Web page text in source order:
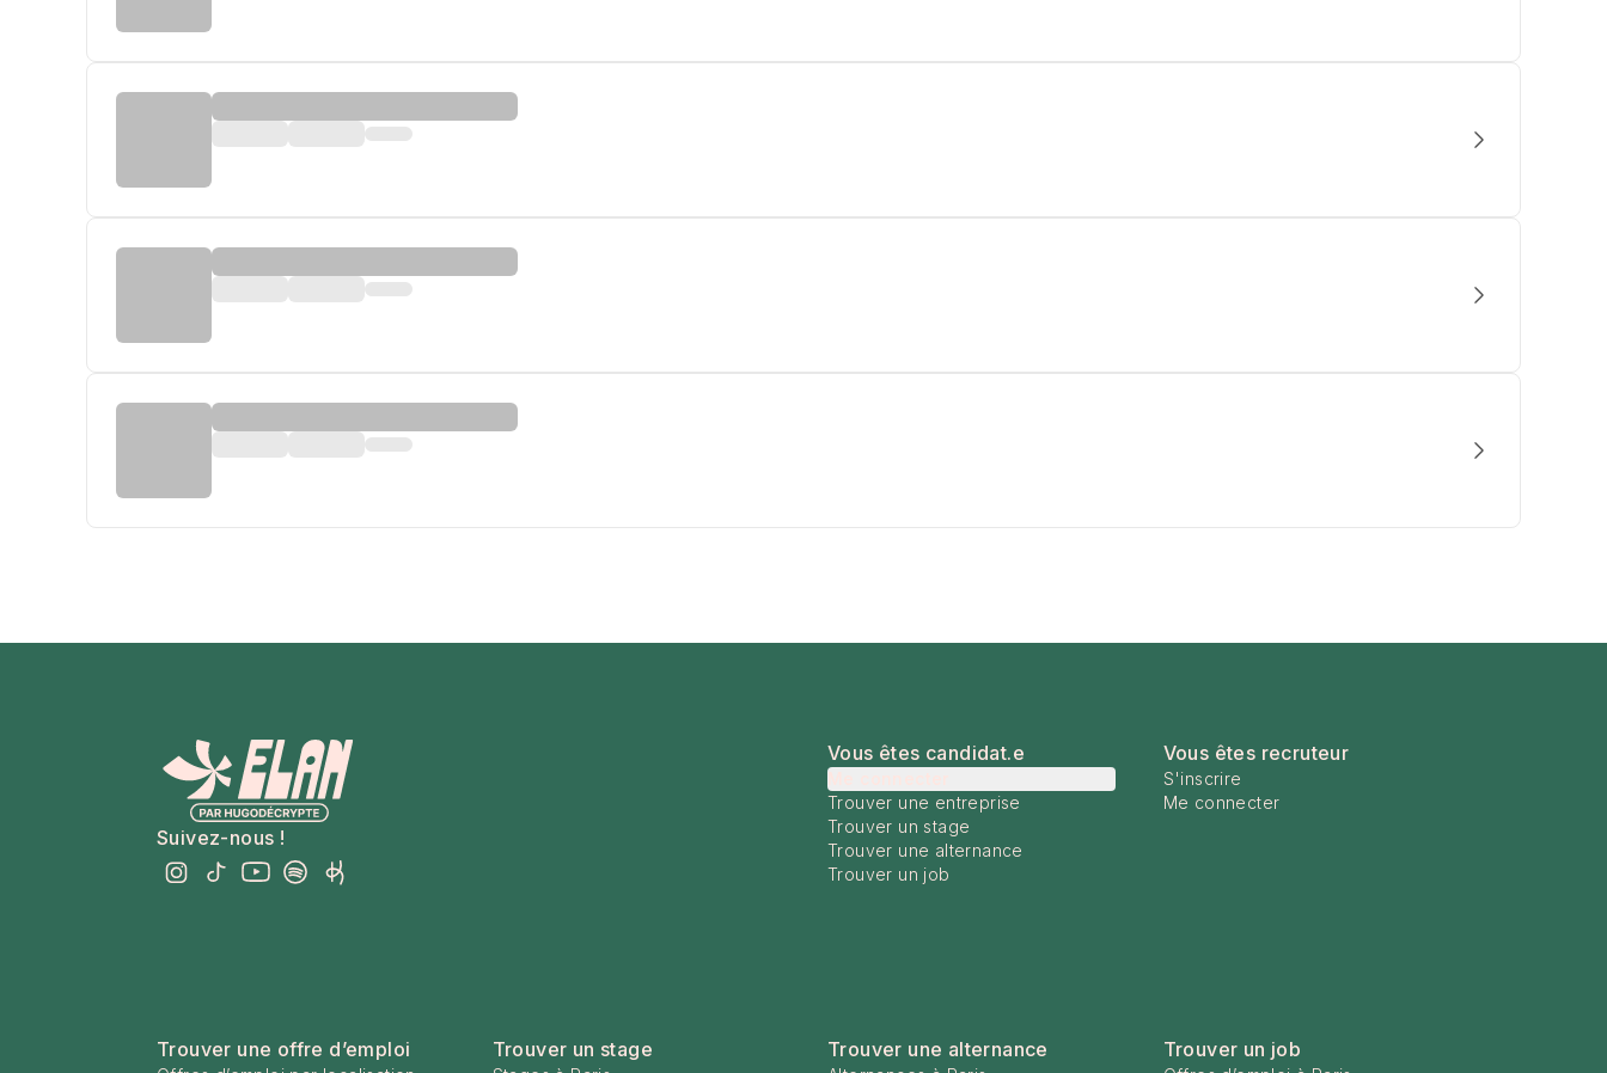
Suivez-nous !
Vous êtes candidat.e
Trouver une entreprise
Trouver un stage
Trouver une alternance
Trouver un job
Vous êtes recruteur
S'inscrire
Me connecter
Trouver une offre d’emploi Trouver un stage Trouver une alternance Trouver un job